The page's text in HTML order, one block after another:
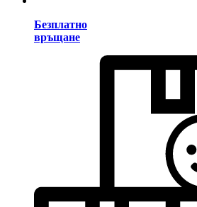
Безплатно
връщане